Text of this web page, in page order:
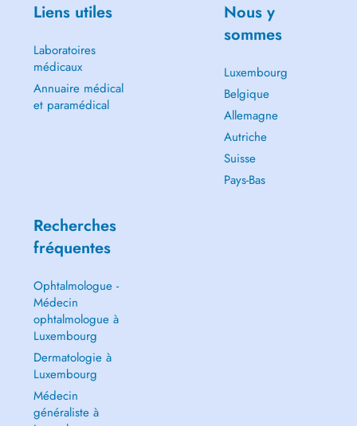
Liens utiles
Laboratoires
médicaux
Annuaire médical
et paramédical
Nous y
sommes
Luxembourg
Belgique
Allemagne
Autriche
Suisse
Pays-Bas
Recherches
fréquentes
Ophtalmologue -
Médecin
ophtalmologue à
Luxembourg
Dermatologie à
Luxembourg
Médecin
généraliste à